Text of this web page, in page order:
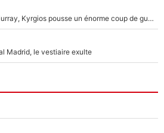
Victime de racisme contre Murray, Kyrgios pousse un énorme coup de gueule !
Madrid, le vestiaire exulte